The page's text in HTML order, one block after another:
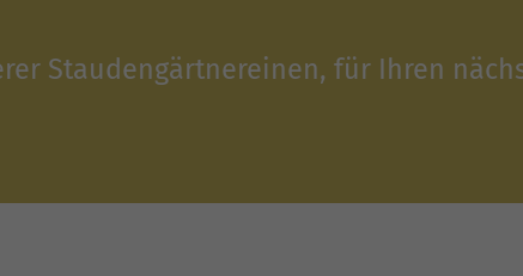
Staudengärtnereinen, für Ihren